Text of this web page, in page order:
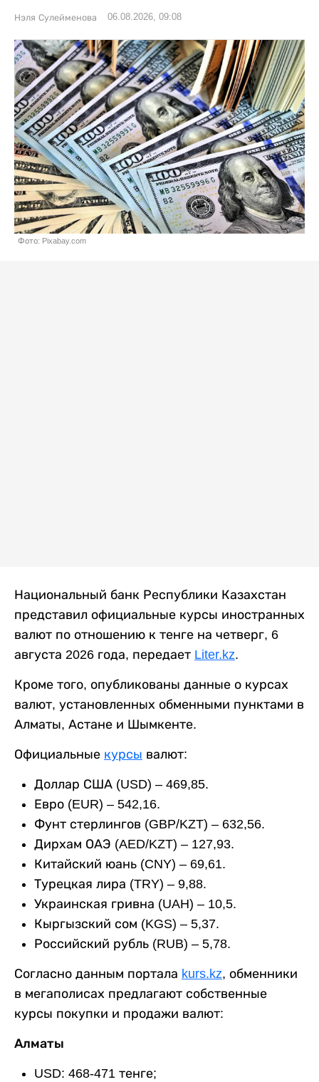
Нэля Сулейменова 06.08.2026, 09:08
Фото: Pixabay.com
Национальный банк Республики Казахстан
представил официальные курсы иностранных
валют по отношению к тенге на четверг, 6
августа 2026 года, передает Liter.kz.
Кроме того, опубликованы данные о курсах
валют, установленных обменными пунктами в
Алматы, Астане и Шымкенте.
Официальные курсы валют:
Доллар США (USD) – 469,85.
Евро (EUR) – 542,16.
Фунт стерлингов (GBP/KZT) – 632,56.
Дирхам ОАЭ (AED/KZT) – 127,93.
Китайский юань (CNY) – 69,61.
Турецкая лира (TRY) – 9,88.
Украинская гривна (UAH) – 10,5.
Кыргызский сом (KGS) – 5,37.
Российский рубль (RUB) – 5,78.
Согласно данным портала kurs.kz, обменники
в мегаполисах предлагают собственные
курсы покупки и продажи валют:
Алматы
USD: 468-471 тенге;